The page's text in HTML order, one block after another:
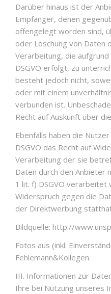
Darüber hinaus ist der
Empfänger, denen
offengelegt worden sind,
oder Löschung von Daten
Verarbeitung, die
DSGVO erfolgt, zu
besteht jedoch nicht,
oder mit einem
verbunden ist.
Recht auf Auskunft über
Ebenfalls haben die
DSGVO das Recht auf
Verarbeitung der sie
Daten durch den Anbieter
1 lit. f) DSGVO
Widerspruch gegen die
der Direktwerbung
Bildquelle: http://
Fotos aus (inkl.
Fehlemann&Kollegen.
III. Informationen zur
Ihre bei Nutzung unseres